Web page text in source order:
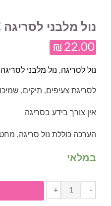
נול מלבני לסריגה SKC- גודל 25 ס"מ
₪ 22.00
נול לסריגה, נול מלבני לסריגה
לסריגת צעיפים, תיקים,
אין צורך בידע בסריגה
הערכה כוללת נול סריגה,
במלאי
-
כמות
של
+